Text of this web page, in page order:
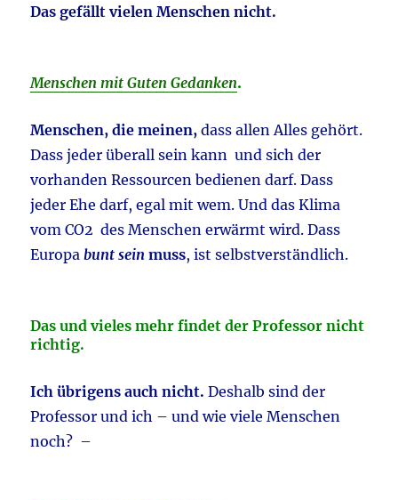
Das gefällt vielen Menschen nicht.
Menschen mit Guten Gedanken.
Menschen, die meinen, dass allen Alles gehört.
Dass jeder überall sein kann und sich der
vorhanden Ressourcen bedienen darf. Dass
jeder Ehe darf, egal mit wem. Und das Klima
vom CO2 des Menschen erwärmt wird. Dass
Europabunt sein muss, ist selbstverständlich.
Das und vieles mehrfindetder Professor nicht
richtig.
Ich übrigens auch nicht. Deshalb sind der
Professor und ich – und wie viele Menschen
noch? –